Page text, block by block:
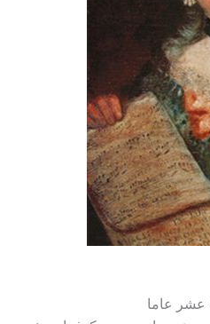
عشر عاما